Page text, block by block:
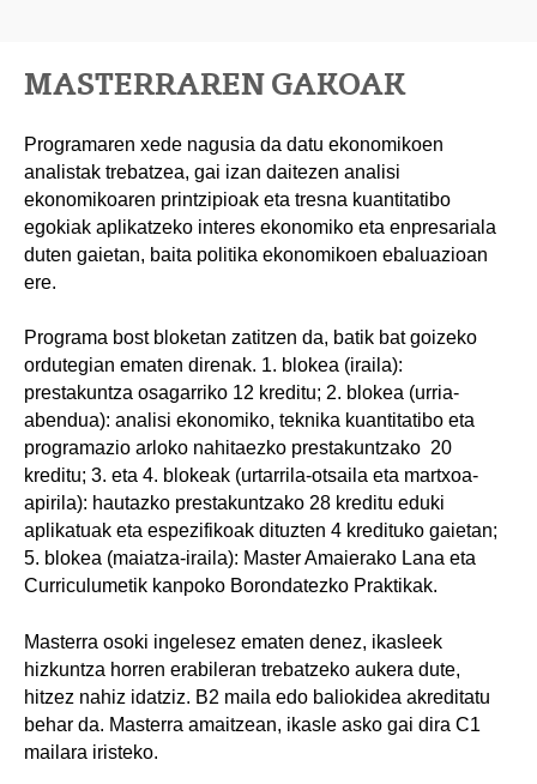
MASTERRAREN GAKOAK
Programaren xede nagusia da datu ekonomikoen
analistak trebatzea, gai izan daitezen analisi
ekonomikoaren printzipioak eta tresna kuantitatibo
egokiak aplikatzeko interes ekonomiko eta enpresariala
duten gaietan, baita politika ekonomikoen ebaluazioan
ere.
Programa bost bloketan zatitzen da, batik bat goizeko
ordutegian ematen direnak. 1. blokea (iraila):
prestakuntza osagarriko 12 kreditu; 2. blokea (urria-
abendua): analisi ekonomiko, teknika kuantitatibo eta
programazio arloko nahitaezko prestakuntzako 20
kreditu; 3. eta 4. blokeak (urtarrila-otsaila eta martxoa-
apirila): hautazko prestakuntzako 28 kreditu eduki
aplikatuak eta espezifikoak dituzten 4 kredituko gaietan;
5. blokea (maiatza-iraila): Master Amaierako Lana eta
Curriculumetik kanpoko Borondatezko Praktikak.
Masterra osoki ingelesez ematen denez, ikasleek
hizkuntza horren erabileran trebatzeko aukera dute,
hitzez nahiz idatziz. B2 maila edo baliokidea akreditatu
behar da. Masterra amaitzean, ikasle asko gai dira C1
mailara iristeko.